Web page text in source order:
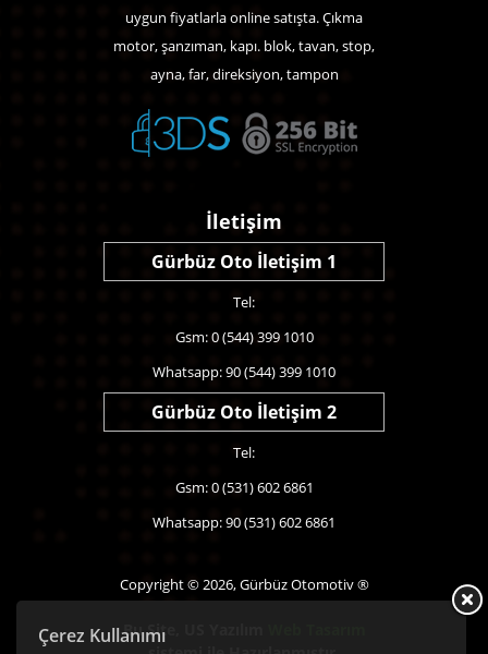
Çerez Kullanımı
uygun fiyatlarla online satışta. Çıkma
motor, şanzıman, kapı. blok, tavan, stop,
ayna, far, direksiyon, tampon
İletişim
Gürbüz Oto İletişim 1
Tel:
Gsm: 0 (544) 399 1010
Whatsapp: 90 (544) 399 1010
Gürbüz Oto İletişim 2
Tel:
Gsm: 0 (531) 602 6861
Whatsapp: 90 (531) 602 6861
Copyright © 2026, Gürbüz Otomotiv ®
Bu Site,